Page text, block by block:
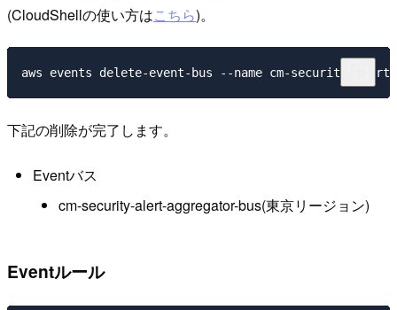
(CloudShellの使い方はこちら)。
下記の削除が完了します。
Eventバス
cm-security-alert-aggregator-bus(東京リージョン)
Eventルール